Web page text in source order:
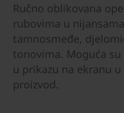
Ručno oblikovana
rubovima u
tamnosmeđe,
tonovima. Moguća
u prikazu na ekranu
proizvod.